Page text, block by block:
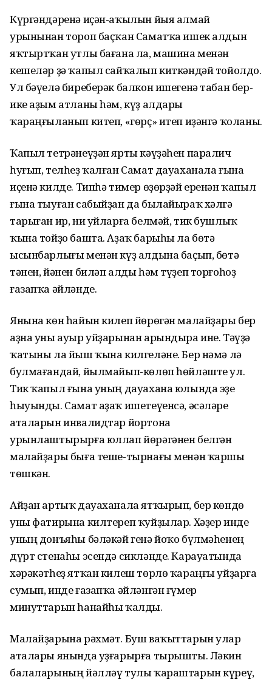
Күргәндәренә иҫән-аҡылын йыя алмай
урынынан тороп баҫҡан Саматҡа ишек алдын
яҡтыртҡан утлы бағана ла, машина менән
кешеләр ҙә ҡапыл сайҡалып киткәндәй тойолдо.
Ул бәүелә биреберәк балкон ишегенә табан бер-
ике аҙым атланы һәм, күҙ алдары
ҡараңғыланып китеп, «гөрҫ» итеп иҙәнгә ҡоланы.
Ҡапыл тетрәнеүҙән ярты кәүҙәһен паралич
һуғып, телһеҙ ҡалған Самат дауаханала ғына
иҫенә килде. Типһә тимер өҙөрҙәй еренән ҡапыл
ғына тыуған сабыйҙан да былайыраҡ хәлгә
тарыған ир, ни уйларға белмәй, тик бушлыҡ
ҡына тойҙо башта. Аҙаҡ барыһы ла бөтә
ысынбарлығы менән күҙ алдына баҫып, бөтә
тәнен, йәнен биләп алды һәм түҙеп торғоһоҙ
ғазапҡа әйләнде.
Янына көн һайын килеп йөрөгән малайҙары бер
аҙна уны ауыр уйҙарынан арындыра ине. Тәүҙә
ҡатыны ла йыш ҡына килгеләне. Бер нәмә лә
булмағандай, йылмайып-көлөп һөйләште ул.
Тик ҡапыл ғына уның дауахана юлында эҙе
һыуынды. Самат аҙаҡ ишетеүенсә, әсәләре
аталарын инвалидтар йортона
урынлаштырырға юллап йөрәгәнен белгән
малайҙары быға теше-тырнағы менән ҡаршы
төшкән.
Айҙан артыҡ дауаханала ятҡырып, бер көндө
уны фатирына килтереп ҡуйҙылар. Хәҙер инде
уның донъяһы бәләкәй генә йоҡо бүлмәһенең
дүрт стенаһы эсендә сикләнде. Карауатында
хәрәкәтһеҙ ятҡан килеш төрлө ҡараңғы уйҙарға
сумып, инде ғазапҡа әйләнгән ғүмер
минуттарын һанайһы ҡалды.
Малайҙарына рәхмәт. Буш ваҡыттарын улар
аталары янында уҙғарырға тырышты. Ләкин
балаларының йәлләү тулы ҡараштарын күреү,